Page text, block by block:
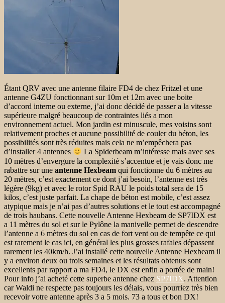
Étant QRV avec une antenne filaire FD4 de chez Fritzel et une
antenne G4ZU fonctionnant sur 10m et 12m avec une boite
d’accord interne ou externe, j’ai donc décidé de passer a la vitesse
supérieure malgré beaucoup de contraintes liés a mon
environnement actuel. Mon jardin est minuscule, mes voisins sont
relativement proches et aucune possibilité de couler du béton, les
possibilités sont très réduites mais cela ne m’empêchera pas
d’installer 4 antennes
La Spiderbeam m’intéresse mais avec ses
10 mètres d’envergure la complexité s’accentue et je vais donc me
rabattre sur une antenne Hexbeam qui fonctionne du 6 mètres au
20 mètres, c’est exactement ce dont j’ai besoin, l’antenne est très
légère (9kg) et avec le rotor Spid RAU le poids total sera de 15
kilos, c’est juste parfait. La chape de béton est mobile, c’est assez
atypique mais je n’ai pas d’autres solutions et le tout est accompagné
de trois haubans. Cette nouvelle Antenne Hexbeam de SP7IDX est
a 11 mètres du sol et sur le Pylône la manivelle permet de descendre
l’antenne a 6 mètres du sol en cas de fort vent ou de tempête ce qui
est rarement le cas ici, en général les plus grosses rafales dépassent
rarement les 40km/h. J’ai installé cette nouvelle Antenne Hexbeam il
y a environ deux ou trois semaines et les résultats obtenus sont
excellents par rapport a ma FD4, le DX est enfin a portée de main!
Pour info j’ai acheté cette superbe antenne chez SP7IDX. Attention
car Waldi ne respecte pas toujours les délais, vous pourriez très bien
recevoir votre antenne après 3 a 5 mois. 73 a tous et bon DX!